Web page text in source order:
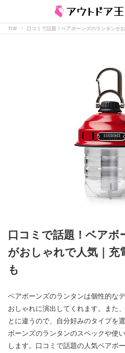
TOP 口コミで話題！ベアボーンズのランタンが
口コミで話題！ベアボ
がおしゃれで人気｜充
も
ベアボーンズのランタンは個性的な
おしゃれに演出してくれます。また
とに違うので、自分好みのタイプを
ボーンズのランタンのスペックや使
します。口コミで話題の人気ベアボ